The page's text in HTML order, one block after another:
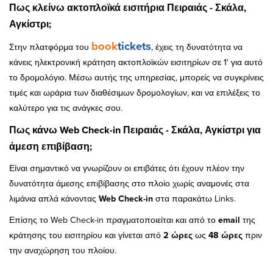
Πως κλείνω ακτοπλοϊκά εισιτήρια Πειραιάς - Σκάλα,
Αγκίστρι;
Στην πλατφόρμα του booktickets, έχεις τη δυνατότητα να
κάνεις ηλεκτρονική κράτηση ακτοπλοϊκών εισιτηρίων σε 1' για αυτό
το δρομολόγιο. Μέσω αυτής της υπηρεσίας, μπορείς να συγκρίνεις
τιμές και ωράρια των διαθέσιμων δρομολογίων, και να επιλέξεις το
καλύτερο για τις ανάγκες σου.
Πως κάνω Web Check-in Πειραιάς - Σκάλα, Αγκίστρι για
άμεση επιβίβαση;
Είναι σημαντικό να γνωρίζουν οι επιβάτες ότι έχουν πλέον την
δυνατότητα άμεσης επιβίβασης στο πλοίο χωρίς αναμονές στα
λιμάνια απλά κάνοντας Web Check-in στα παρακάτω Links.
Επίσης το Web Check-in πραγματοποιείται και από το email της
κράτησης του εισιτηρίου και γίνεται από 2 ώρες ως 48 ώρες πριν
την αναχώρηση του πλοίου.